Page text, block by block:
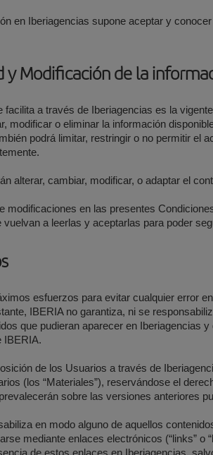
en Iberiagencias supone aceptar y
y Modificación de la
facilita a través de Iberiagencias es la
modificar o eliminar la información
podrá limitar, restringir o no permitir el
alterar, cambiar, modificar, o adaptar el
modificaciones en las presentes
vuelvan a leerlas y aceptarlas para poder
esfuerzos para evitar cualquier error
IBERIA no garantiza, ni se
que pudieran aparecer en Iberiagencias
IBERIA.
de los Usuarios a través de
(los “Materiales”), reservándose el
sobre las versiones anteriores
en modo alguno de aquellos
mediante enlaces electrónicos (“links” o
de estos enlaces en Iberiagencias,